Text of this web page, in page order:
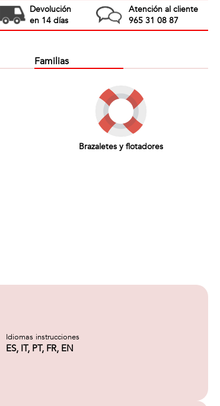
Devolución
en 14 días
Atención al cliente
965 31 08 87
Familias
Brazaletes y flotadores
Idiomas instrucciones
ES, IT, PT, FR, EN